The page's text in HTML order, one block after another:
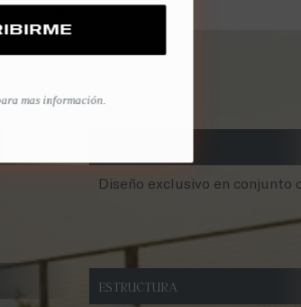
Diseño exclusivo en conjunto
ESTRUCTURA
mas información.